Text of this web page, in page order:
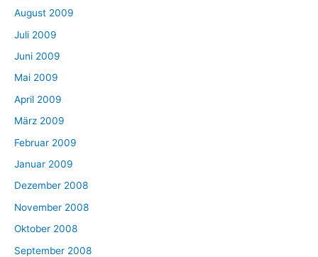
August 2009
Juli 2009
Juni 2009
Mai 2009
April 2009
März 2009
Februar 2009
Januar 2009
Dezember 2008
November 2008
Oktober 2008
September 2008